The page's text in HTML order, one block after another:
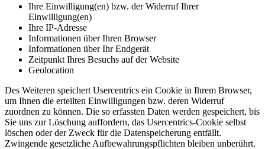
Ihre Einwilligung(en) bzw. der Widerruf Ihrer
Einwilligung(en)
Ihre IP-Adresse
Informationen über Ihren Browser
Informationen über Ihr Endgerät
Zeitpunkt Ihres Besuchs auf der Website
Geolocation
Des Weiteren speichert Usercentrics ein Cookie in Ihrem Browser,
um Ihnen die erteilten Einwilligungen bzw. deren Widerruf
zuordnen zu können. Die so erfassten Daten werden gespeichert, bis
Sie uns zur Löschung auffordern, das Usercentrics-Cookie selbst
löschen oder der Zweck für die Datenspeicherung entfällt.
Zwingende gesetzliche Aufbewahrungspflichten bleiben unberührt.